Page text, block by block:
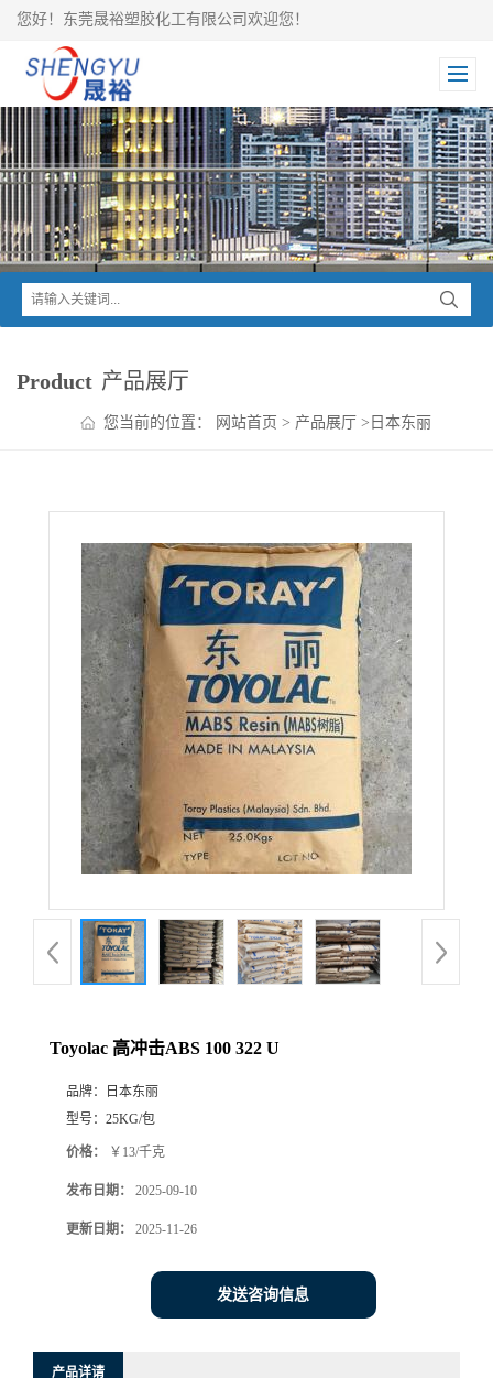
您好！东莞晟裕塑胶化工有限公司欢迎您！
Product 产品展厅
您当前的位置： 网站首页 > 产品展厅 > 日本东丽
Toyolac 高冲击ABS 100 322 U
品牌：
日本东丽
型号： 25KG/包
价格： ￥13/千克
发布日期： 2025-09-10
更新日期： 2025-11-26
发送咨询信息
产品详请